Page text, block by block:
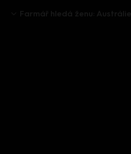
Farmář hledá ženu: Austrálie